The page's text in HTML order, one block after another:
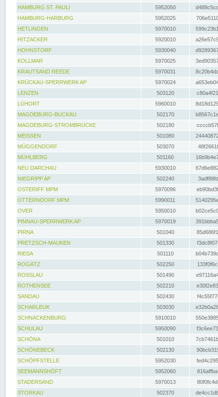
HAMBURG ST. PAULI
5952050
HAMBURG-HARBURG
5952025
HETLINGEN
5970010
HITZACKER
5920010
HOHNSTORF
5930040
KOLLMAR
5970025
KRAUTSAND REEDE
5970031
KRÜCKAU-SPERRWERK AP
5970024
LENZEN
503120
LÜHORT
5960010
MAGDEBURG-BUCKAU
502170
MAGDEBURG-STROMBRÜCKE
502180
MEISSEN
501080
MÜGGENDORF
503070
MÜHLBERG
501160
NEU DARCHAU
5930010
NIEGRIPP AP
502240
OSTERIFF MPM
5970096
OTTERNDORF MPM
5990011
OVER
5950010
PINNAU-SPERRWERK AP
5970019
PIRNA
501040
PRETZSCH-MAUKEN
501330
RIESA
501110
ROGÄTZ
502250
ROSSLAU
501490
ROTHENSEE
502210
SANDAU
502430
SCHARLEUK
503030
SCHNACKENBURG
5910010
SCHULAU
5950090
SCHÖNA
501010
SCHÖNEBECK
502130
SCHÖPFSTELLE
5952030
SEEMANNSHÖFT
5952060
STADERSAND
5970013
STORKAU
502370